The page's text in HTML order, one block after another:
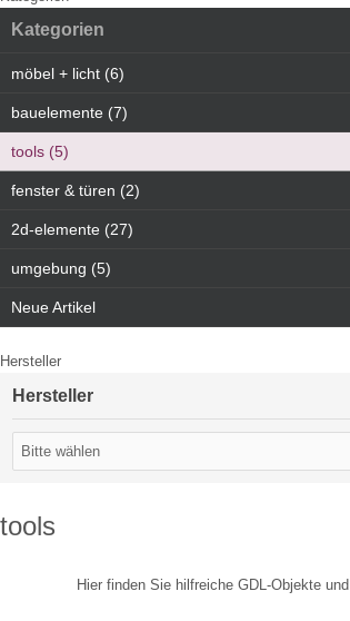
Kategorien
möbel + licht (6)
bauelemente (7)
tools (5)
fenster & türen (2)
2d-elemente (27)
umgebung (5)
Neue Artikel
Hersteller
Hersteller
tools
Hier finden Sie hilfreiche GDL-Objekte